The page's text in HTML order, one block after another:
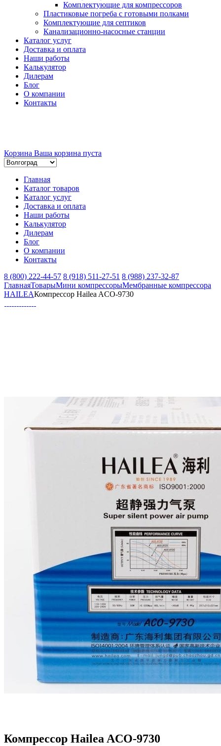
Комплектующие для компрессоров
Пластиковые погреба с готовыми полками
Комплектующие для септиков
Канализационно-насосные станции
Каталог услуг
Доставка и оплата
Наши работы
Калькулятор
Дилерам
Блог
О компании
Контакты
Корзина Ваша корзина пуста
Главная
Каталог товаров
Каталог услуг
Доставка и оплата
Наши работы
Калькулятор
Дилерам
Блог
О компании
Контакты
8 (800) 222-44-57 8 (918) 511-27-51 8 (988) 237-32-87
ГлавнаяТоварыМини компрессорыМембранные компрессора
HAILEAКомпрессор Hailea ACO-9730
Компрессор Hailea ACO-9730